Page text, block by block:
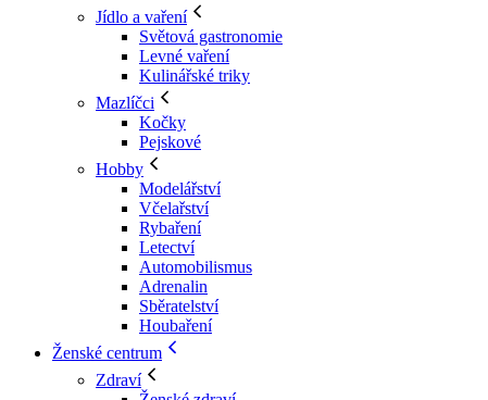
Jídlo a vaření
Světová gastronomie
Levné vaření
Kulinářské triky
Mazlíčci
Kočky
Pejskové
Hobby
Modelářství
Včelařství
Rybaření
Letectví
Automobilismus
Adrenalin
Sběratelství
Houbaření
Ženské centrum
Zdraví